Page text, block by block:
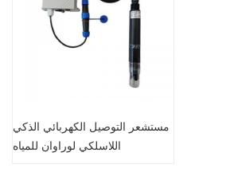
مستشعر التوصيل الكهربائي الذكي
اللاسلكي لوراوان للمياه